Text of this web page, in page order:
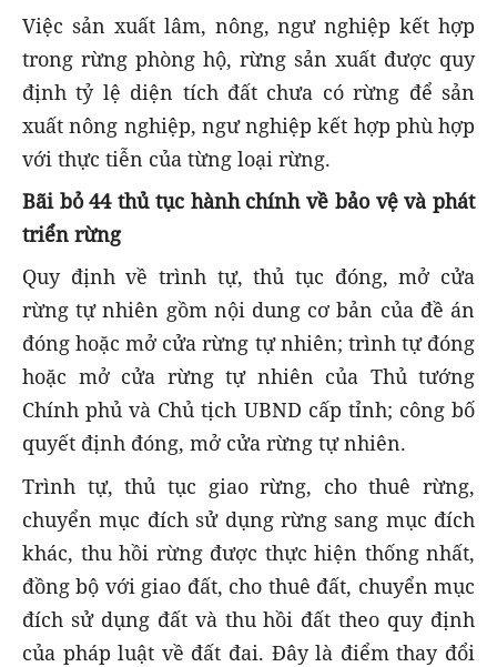
Việc sản xuất lâm, nông, ngư nghiệp kết hợp
trong rừng phòng hộ, rừng sản xuất được quy
định tỷ lệ diện tích đất chưa có rừng để sản
xuất nông nghiệp, ngư nghiệp kết hợp phù hợp
với thực tiễn của từng loại rừng.
Bãi bỏ 44 thủ tục hành chính về bảo vệ và phát
triển rừng
Quy định về trình tự, thủ tục đóng, mở cửa
rừng tự nhiên gồm nội dung cơ bản của đề án
đóng hoặc mở cửa rừng tự nhiên; trình tự đóng
hoặc mở cửa rừng tự nhiên của Thủ tướng
Chính phủ và Chủ tịch UBND cấp tỉnh; công bố
quyết định đóng, mở cửa rừng tự nhiên.
Trình tự, thủ tục giao rừng, cho thuê rừng,
chuyển mục đích sử dụng rừng sang mục đích
khác, thu hồi rừng được thực hiện thống nhất,
đồng bộ với giao đất, cho thuê đất, chuyển mục
đích sử dụng đất và thu hồi đất theo quy định
của pháp luật về đất đai. Đây là điểm thay đổi